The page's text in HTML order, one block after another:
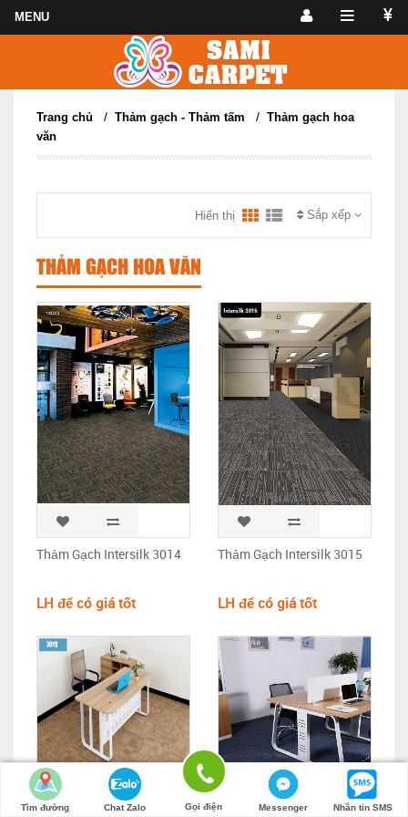
Trang chủ / Thảm gạch - Thảm tấm / Thảm gạch hoa
văn
Sắp xếp
Hiển thị
THẢM GẠCH HOA VĂN
Thảm Gạch Intersilk 3014
LH để có giá tốt
Thảm Gạch Intersilk 3015
LH để có giá tốt
Tìm đường Chat Zalo Gọi điện Messenger Nhắn tin SMS